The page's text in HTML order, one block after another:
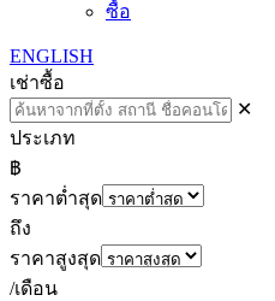
ซื้อ
ENGLISH
เช่าซื้อ
✕
ประเภท
฿
ราคาต่ำสุด
ถึง
ราคาสูงสุด
/เดือน